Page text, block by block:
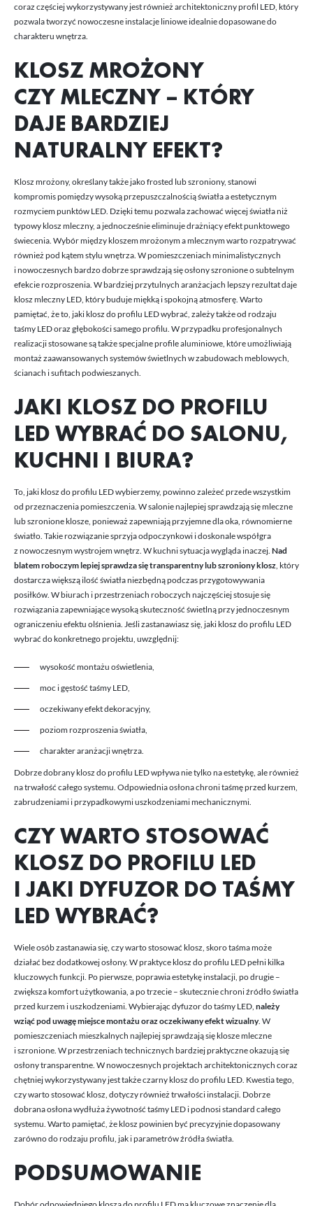
coraz częściej wykorzystywany jest również architektoniczny profil LED , który
pozwala tworzyć nowoczesne instalacje liniowe idealnie dopasowane do
charakteru wnętrza.
KLOSZ MROŻONY
CZY MLECZNY – KTÓRY
DAJE BARDZIEJ
NATURALNY EFEKT?
Klosz mrożony, określany także jako frosted lub szroniony, stanowi
kompromis pomiędzy wysoką przepuszczalnością światła a estetycznym
rozmyciem punktów LED. Dzięki temu pozwala zachować więcej światła niż
typowy klosz mleczny, a jednocześnie eliminuje drażniący efekt punktowego
świecenia. Wybór między kloszem mrożonym a mlecznym warto rozpatrywać
również pod kątem stylu wnętrza. W pomieszczeniach minimalistycznych
i nowoczesnych bardzo dobrze sprawdzają się osłony szronione o subtelnym
efekcie rozproszenia. W bardziej przytulnych aranżacjach lepszy rezultat daje
klosz mleczny LED, który buduje miękką i spokojną atmosferę. Warto
pamiętać, że to, jaki klosz do profilu LED wybrać, zależy także od rodzaju
taśmy LED oraz głębokości samego profilu. W przypadku profesjonalnych
realizacji stosowane są takżespecjalne profile aluminiowe , które umożliwiają
montaż zaawansowanych systemów świetlnych w zabudowach meblowych,
ścianach i sufitach podwieszanych.
JAKI KLOSZ DO PROFILU
LED WYBRAĆ DO SALONU,
KUCHNI I BIURA?
To, jaki klosz do profilu LED wybierzemy, powinno zależeć przede wszystkim
od przeznaczenia pomieszczenia. W salonie najlepiej sprawdzają się mleczne
lub szronione klosze, ponieważ zapewniają przyjemne dla oka, równomierne
światło. Takie rozwiązanie sprzyja odpoczynkowi i doskonale współgra
z nowoczesnym wystrojem wnętrz. W kuchni sytuacja wygląda inaczej. Nad
blatem roboczym lepiej sprawdza się transparentny lub szroniony klosz , który
dostarcza większą ilość światła niezbędną podczas przygotowywania
posiłków. W biurach i przestrzeniach roboczych najczęściej stosuje się
rozwiązania zapewniające wysoką skuteczność świetlną przy jednoczesnym
ograniczeniu efektu olśnienia. Jeśli zastanawiasz się, jaki klosz do profilu LED
wybrać do konkretnego projektu, uwzględnij:
wysokość montażu oświetlenia,
moc i gęstość taśmy LED,
oczekiwany efekt dekoracyjny,
poziom rozproszenia światła,
charakter aranżacji wnętrza.
Dobrze dobrany klosz do profilu LED wpływa nie tylko na estetykę, ale również
na trwałość całego systemu. Odpowiednia osłona chroni taśmę przed kurzem,
zabrudzeniami i przypadkowymi uszkodzeniami mechanicznymi.
CZY WARTO STOSOWAĆ
KLOSZ DO PROFILU LED
I JAKI DYFUZOR DO TAŚMY
LED WYBRAĆ?
Wiele osób zastanawia się, czy warto stosować klosz, skoro taśma może
działać bez dodatkowej osłony. W praktyce klosz do profilu LED pełni kilka
kluczowych funkcji. Po pierwsze, poprawia estetykę instalacji, po drugie –
zwiększa komfort użytkowania, a po trzecie – skutecznie chroni źródło światła
przed kurzem i uszkodzeniami. Wybierając dyfuzor do taśmy LED, należy
wziąć pod uwagę miejsce montażu oraz oczekiwany efekt wizualny. W
pomieszczeniach mieszkalnych najlepiej sprawdzają się klosze mleczne
i szronione. W przestrzeniach technicznych bardziej praktyczne okazują się
osłony transparentne. W nowoczesnych projektach architektonicznych coraz
chętniej wykorzystywany jest także czarny klosz do profilu LED. Kwestia tego,
czy warto stosować klosz, dotyczy również trwałości instalacji. Dobrze
dobrana osłona wydłuża żywotność taśmy LED i podnosi standard całego
systemu. Warto pamiętać, że klosz powinien być precyzyjnie dopasowany
zarówno do rodzaju profilu, jak i parametrów źródła światła.
PODSUMOWANIE